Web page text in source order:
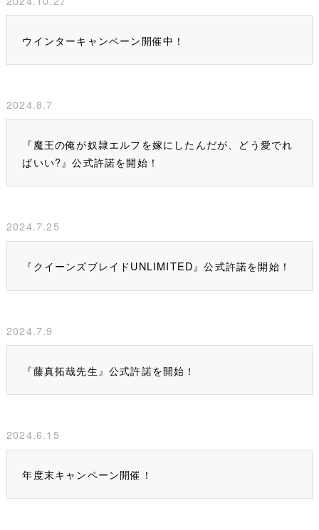
ウインターキャンペーン開催中！
2024.8.7
『魔王の俺が奴隷エルフを嫁にしたんだが、どう愛でれ
ばいい?』公式許諾を開始！
2024.7.25
『クイーンズブレイドUNLIMITED』公式許諾を開始！
2024.7.9
『藤真拓哉先生』公式許諾を開始！
2024.6.15
年度末キャンペーン開催！